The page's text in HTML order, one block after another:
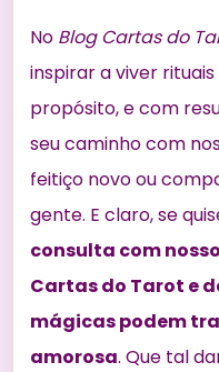
No Blog Cartas do
inspirar a viver
propósito, e com
seu caminho com
feitiço novo ou
gente. E claro, se
consulta com
Cartas do Tarot e
mágicas podem
amorosa. Que tal